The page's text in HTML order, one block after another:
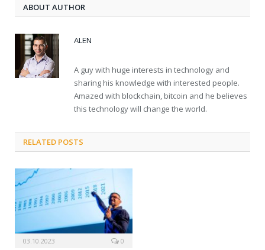
ABOUT AUTHOR
ALEN
A guy with huge interests in technology and
sharing his knowledge with interested people.
Amazed with blockchain, bitcoin and he believes
this technology will change the world.
RELATED POSTS
03.10.2023 0